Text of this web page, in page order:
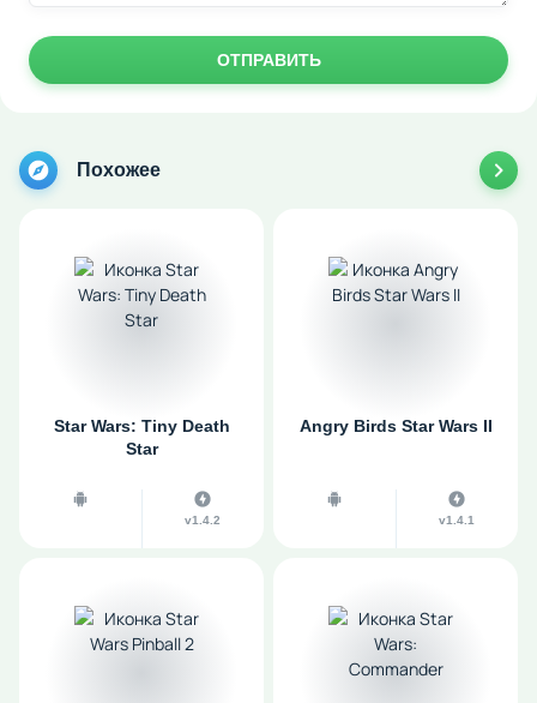
ОТПРАВИТЬ
Похожее
Star Wars: Tiny Death
Star
v1.4.2
Angry Birds Star Wars II
v1.4.1